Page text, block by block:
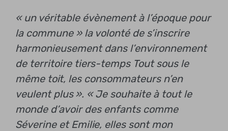
« un véritable évènement à l’époque pour
la commune »la volonté de s’inscrire
harmonieusement dans l’environnement
de territoiretiers-tempsTout sous le
même toit, les consommateurs n’en
veulent plus ». « Je souhaite à tout le
monde d’avoir des enfants comme
Séverine et Emilie, elles sont mon